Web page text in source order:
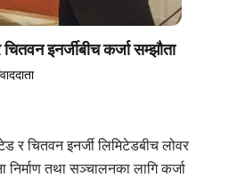
इनर्जीबीच कर्जा सम्झौता
र चितवन इनर्जी लिमिटेडबीच लोवर
तथा सञ्चालनका लागि कर्जा